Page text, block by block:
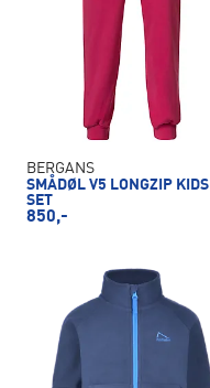
BERGANS
SMÅDØL V5 LONGZIP KIDS
SET
850,-